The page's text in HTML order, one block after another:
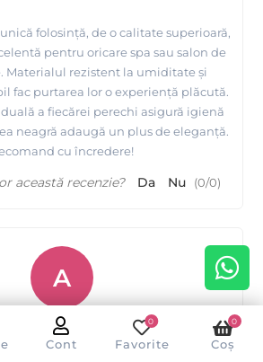
Cont Favorite
0
Coș
0
folosință, de o calitate superioară,
pentru oricare spa sau salon de
Materialul rezistent la umiditate și
fac purtarea lor o experiență plăcută.
a fiecărei perechi asigură igienă
neagră adaugă un plus de eleganță.
cu încredere!
această recenzie? Da Nu (0/0)
A
Andra
Constantin